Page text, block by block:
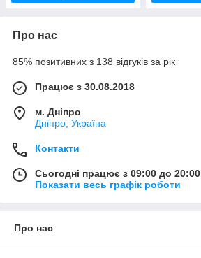
Про нас
85% позитивних з 138 відгуків за рік
Працює з 30.08.2018
м. Дніпро
Дніпро, Україна
Контакти
Сьогодні працює з 09:00 до 20:00
Показати весь графік роботи
Про нас